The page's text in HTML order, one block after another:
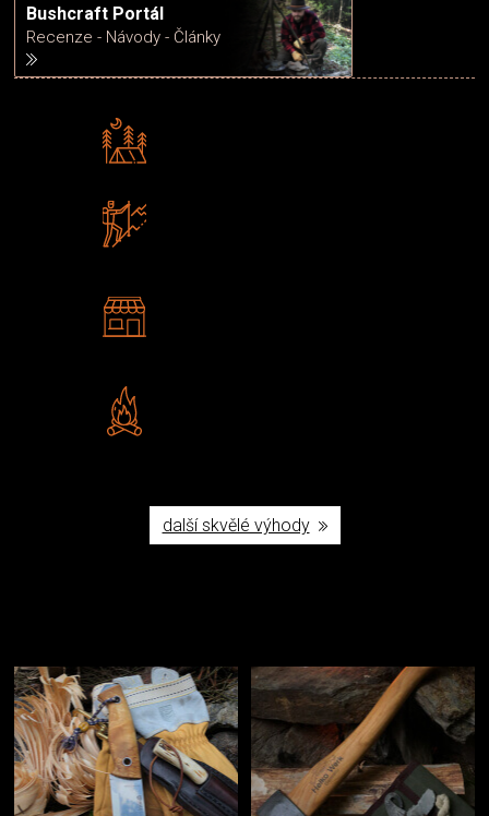
Bushcraft Portál
Recenze - Návody - Články
další skvělé výhody